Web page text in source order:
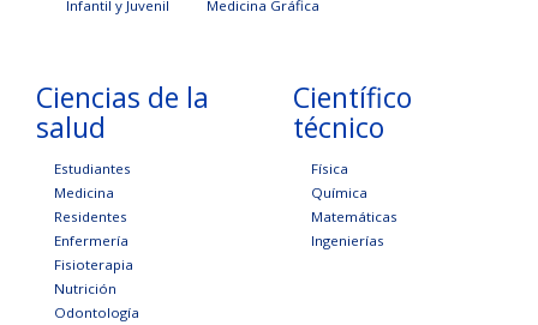
Infantil y Juvenil
Medicina Gráfica
Ciencias de la
salud
Estudiantes
Medicina
Residentes
Enfermería
Fisioterapia
Nutrición
Odontología
Científico
técnico
Física
Química
Matemáticas
Ingenierías